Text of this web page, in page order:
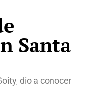
Santa
dio a conocer